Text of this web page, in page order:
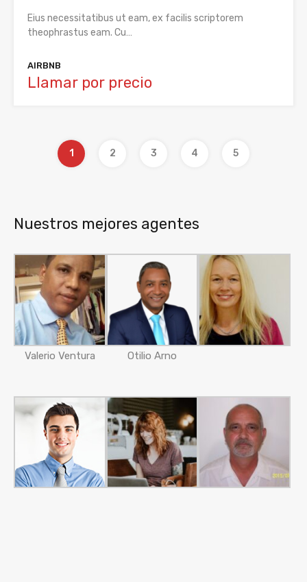
Eius necessitatibus ut eam, ex facilis scriptorem
theophrastus eam. Cu…
AIRBNB
Llamar por precio
1 2 3 4 5
Nuestros mejores agentes
Valerio Ventura Otilio Arno